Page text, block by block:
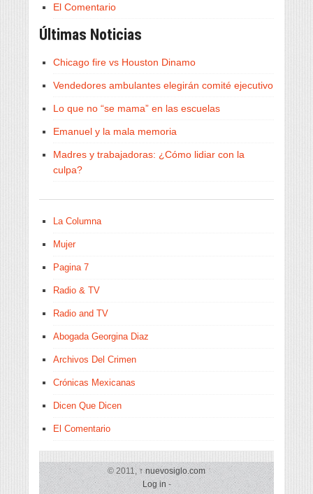
El Comentario
Últimas Noticias
Chicago fire vs Houston Dinamo
Vendedores ambulantes elegirán comité ejecutivo
Lo que no “se mama” en las escuelas
Emanuel y la mala memoria
Madres y trabajadoras: ¿Cómo lidiar con la
culpa?
La Columna
Mujer
Pagina 7
Radio & TV
Radio and TV
Abogada Georgina Diaz
Archivos Del Crimen
Crónicas Mexicanas
Dicen Que Dicen
El Comentario
© 2011,↑nuevosiglo.com
Log in-